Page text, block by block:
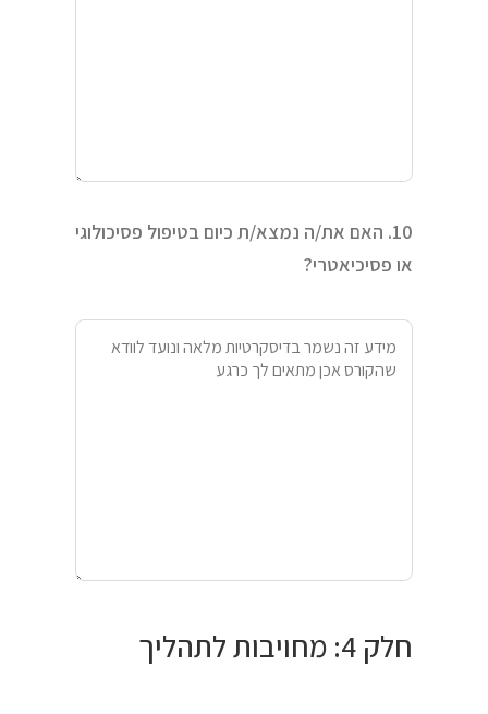
10. האם את/ה נמצא/ת כיום בטיפול פסיכולוגי
או פסיכיאטרי?
חלק 4: מחויבות לתהליך